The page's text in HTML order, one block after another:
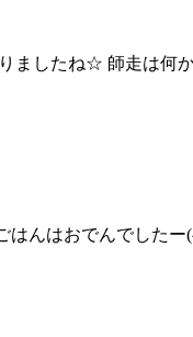
ましたね☆ 師走は何
んはおでんでした